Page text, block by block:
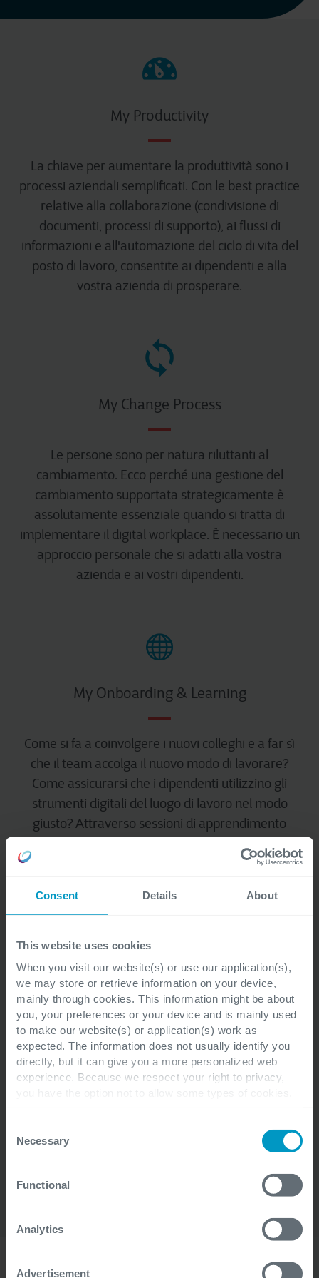
Consent Details About
This website uses cookies
When you visit our website(s) or use our application(s),
we may store or retrieve information on your device,
mainly through cookies. This information might be about
you, your preferences or your device and is mainly used
to make our website(s) or application(s) work as
expected. The information does not usually identify you
directly, but it can give you a more personalized web
experience. Because we respect your right to privacy,
you disable certain cookies, you should be aware that
certain website or application elements may be impacted
services we are able to offer.
Selection
Necessary
Functional
Analytics
Advertisement
My Productivity
La chiave per aumentare la produttività sono i
processi aziendali semplificati. Con le best practice
relative alla collaborazione (condivisione di
documenti, processi di supporto), ai flussi di
informazioni e all'automazione del ciclo di vita del
posto di lavoro, consentite ai dipendenti e alla
vostra azienda di prosperare.
My Change Process
Le persone sono per natura riluttanti al
cambiamento. Ecco perché una gestione del
cambiamento supportata strategicamente è
assolutamente essenziale quando si tratta di
implementare il digital workplace. È necessario un
approccio personale che si adatti alla vostra
azienda e ai vostri dipendenti.
My Onboarding & Learning
Come si fa a coinvolgere i nuovi colleghi e a far sì
che il team accolga il nuovo modo di lavorare?
Come assicurarsi che i dipendenti utilizzino gli
strumenti digitali del luogo di lavoro nel modo
giusto? Attraverso sessioni di apprendimento
onboarding e un'adozione ottimale da parte degli
My Assistant
I bot si stanno facendo strada nell'ambiente di
lavoro, automatizzando in modo intelligente le
assistenza? Comunicare in modo autentico e
proattivo e trovare un equilibrio tra efficienza ed